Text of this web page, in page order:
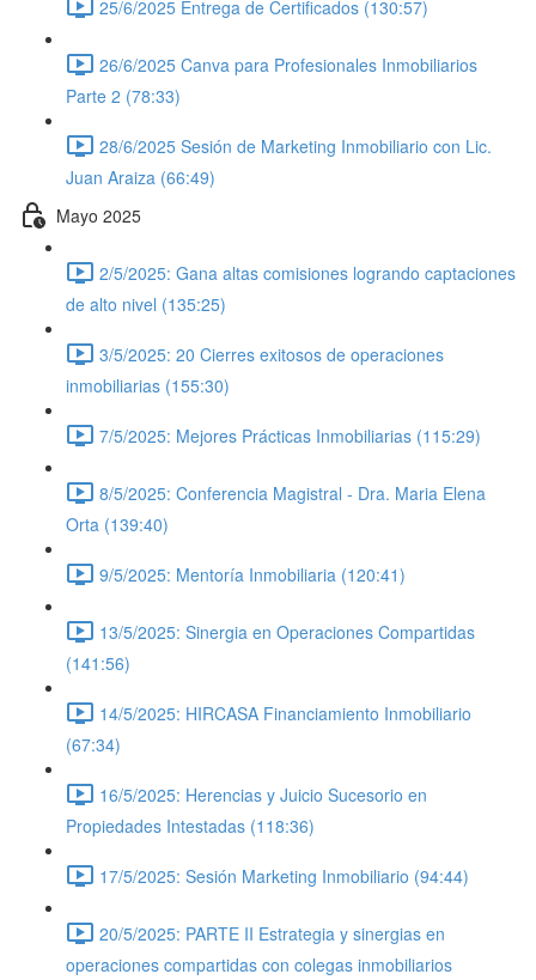
25/6/2025 Entrega de Certificados (130:57)
26/6/2025 Canva para Profesionales Inmobiliarios
Parte 2 (78:33)
28/6/2025 Sesión de Marketing Inmobiliario con Lic.
Juan Araiza (66:49)
Mayo 2025
2/5/2025: Gana altas comisiones logrando captaciones
de alto nivel (135:25)
3/5/2025: 20 Cierres exitosos de operaciones
inmobiliarias (155:30)
7/5/2025: Mejores Prácticas Inmobiliarias (115:29)
8/5/2025: Conferencia Magistral - Dra. Maria Elena
Orta (139:40)
9/5/2025: Mentoría Inmobiliaria (120:41)
13/5/2025: Sinergia en Operaciones Compartidas
(141:56)
14/5/2025: HIRCASA Financiamiento Inmobiliario
(67:34)
16/5/2025: Herencias y Juicio Sucesorio en
Propiedades Intestadas (118:36)
17/5/2025: Sesión Marketing Inmobiliario (94:44)
20/5/2025: PARTE II Estrategia y sinergias en
operaciones compartidas con colegas inmobiliarios